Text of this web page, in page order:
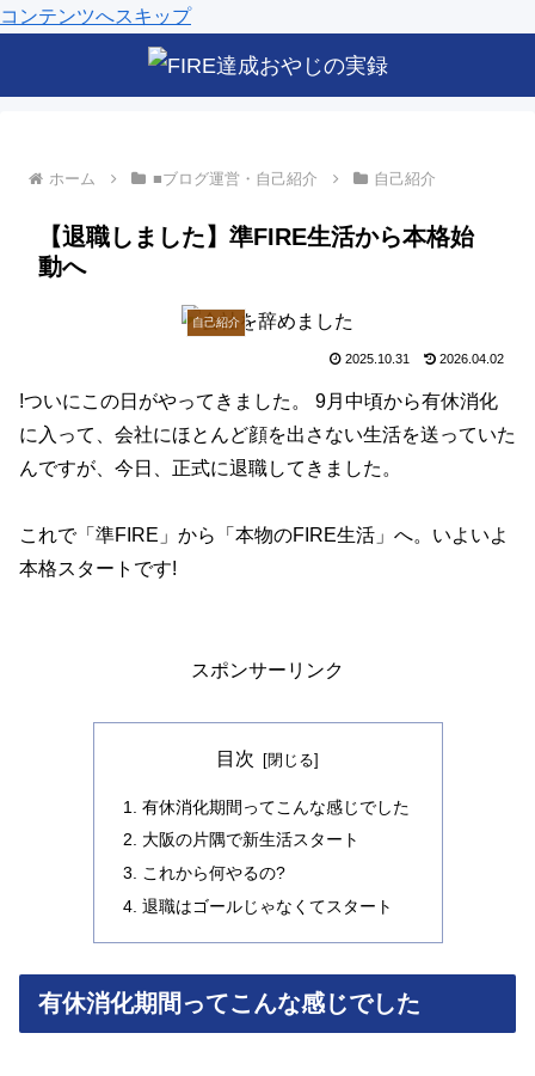
コンテンツへスキップ
ホーム ■ブログ運営・自己紹介 自己紹介
【退職しました】準FIRE生活から本格始
動へ
自己紹介
2025.10.31 2026.04.02
!ついにこの日がやってきました。 9月中頃から有休消化
に入って、会社にほとんど顔を出さない生活を送っていた
んですが、今日、正式に退職してきました。
これで「準FIRE」から「本物のFIRE生活」へ。いよいよ
本格スタートです!
スポンサーリンク
目次
有休消化期間ってこんな感じでした
大阪の片隅で新生活スタート
これから何やるの?
退職はゴールじゃなくてスタート
有休消化期間ってこんな感じでした